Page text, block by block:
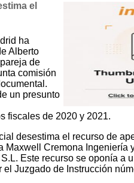
el
ha
Alberto
de
comisión
un presunto
fiscales de 2020 y 2021.
desestima el recurso de
Maxwell Cremona Ingeniería
Este recurso se oponía a
Juzgado de Instrucción